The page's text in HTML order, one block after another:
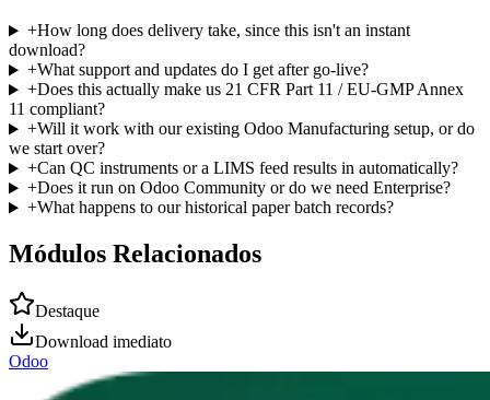
+How long does delivery take, since this isn't an instant
download?
+What support and updates do I get after go-live?
+Does this actually make us 21 CFR Part 11 / EU-GMP Annex
11 compliant?
+Will it work with our existing Odoo Manufacturing setup, or do
we start over?
+Can QC instruments or a LIMS feed results in automatically?
+Does it run on Odoo Community or do we need Enterprise?
+What happens to our historical paper batch records?
Módulos Relacionados
Destaque
Download imediato
Odoo